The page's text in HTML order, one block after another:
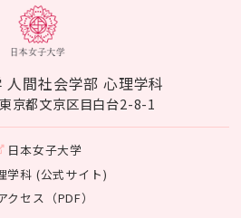
人間社会学部 心理学科
京都文京区目白台2-8-1
日本女子大学
学科 (公式サイト)
クセス（PDF）